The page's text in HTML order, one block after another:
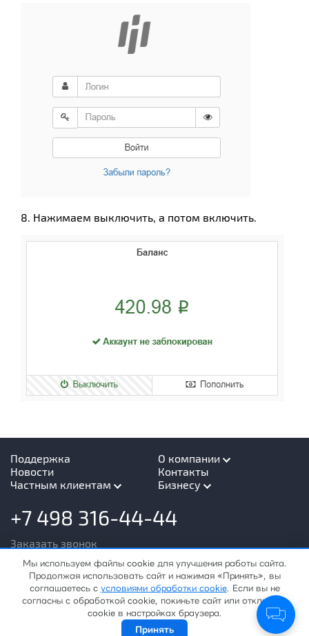
Мы используем файлы cookie для улучшения работы сайта.
Продолжая использовать сайт и нажимая «Принять», вы
соглашаетесь с условиями обработки cookie. Если вы не
согласны с обработкой cookie, покиньте сайт или отключите
cookie в настройках браузера.
Принять
8. Нажимаем выключить, а потом включить.
Поддержка
О компании
О нас
Лицензии
FAQ
Оплата
Новости
Контакты
Частным клиентам
Интернет
Телефония
Видеонаблюдение
Безопасность
Почта
Бизнесу
Интернет
Объединение
филиалов
Телефония
Безопасность
+7 498 316-44-44
Заказать звонок
ООО Истранет © 2026
Соглашение на получение информационных смс